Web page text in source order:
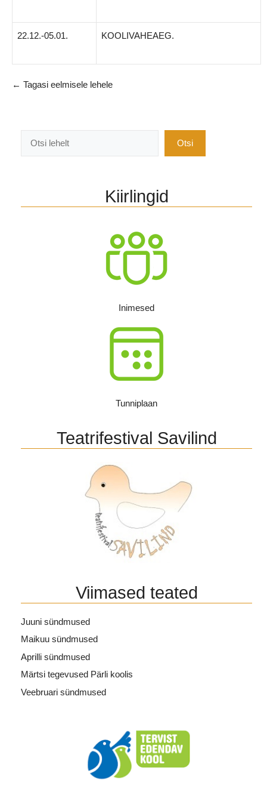
22.12.-05.01. KOOLIVAHEAEG.
← Tagasi eelmisele lehele
Otsi
Kiirlingid
Inimesed
Tunniplaan
Teatrifestival Savilind
Viimased teated
Juuni sündmused
Maikuu sündmused
Aprilli sündmused
Märtsi tegevused Pärli koolis
Veebruari sündmused